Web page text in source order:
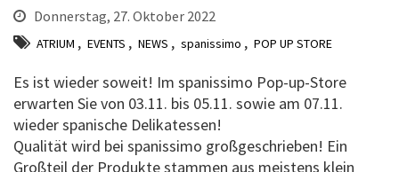
Donnerstag, 27. Oktober 2022
ATRIUM , EVENTS , NEWS , spanissimo , POP UP STORE
Es ist wieder soweit! Im spanissimo Pop-up-Store
erwarten Sie von 03.11. bis 05.11. sowie am 07.11.
wieder spanische Delikatessen!
Qualität wird bei spanissimo großgeschrieben! Ein
Großteil der Produkte stammen aus meistens klein